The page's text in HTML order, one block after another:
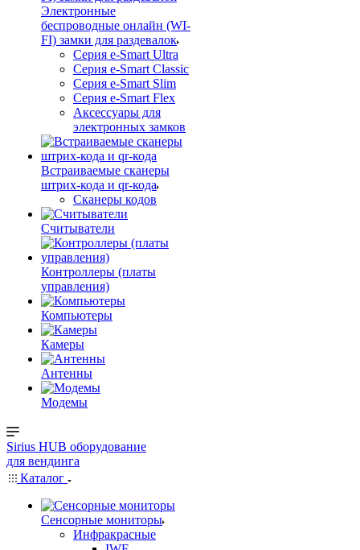
Электронные
беспроводные онлайн (WI-
FI) замки для раздевалок
Серия e-Smart Ultra
Серия e-Smart Classic
Серия e-Smart Slim
Серия e-Smart Flex
Аксессуары для
электронных замков
Встраиваемые сканеры
штрих-кода и qr-кода
Сканеры кодов
Считыватели
Контроллеры (платы
управления)
Компьютеры
Камеры
Антенны
Модемы
Sirius HUB оборудование
для вендинга
Каталог
Сенсорные мониторы
Инфракрасные